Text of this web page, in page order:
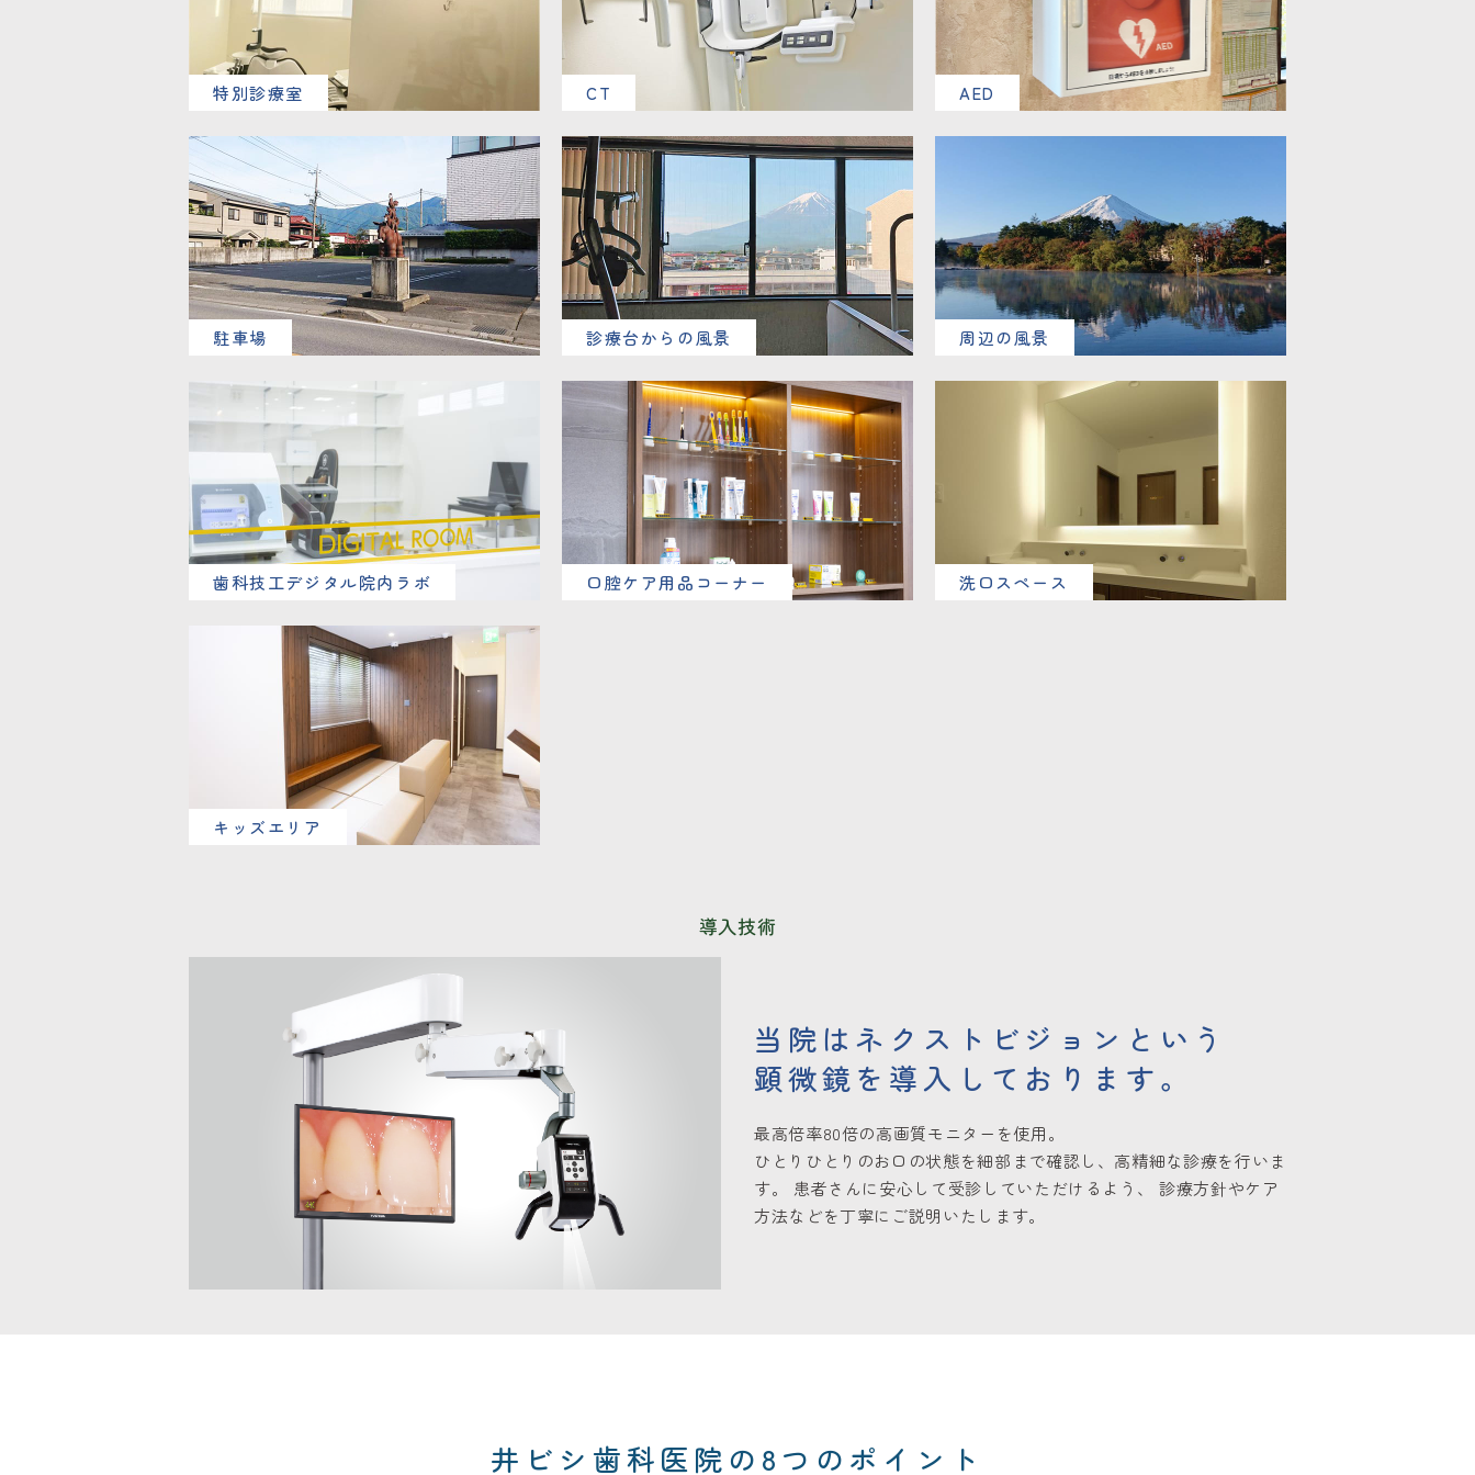
特別診療室 CT AED
駐車場 診療台からの風景 周辺の風景
歯科技工デジタル院内ラボ 口腔ケア用品コーナー 洗口スペース
キッズエリア
導入技術
当院はネクストビジョンという
顕微鏡を導入しております。
最高倍率80倍の高画質モニターを使用。
ひとりひとりのお口の状態を細部まで確認し、高精細な診療を行いま
す。 患者さんに安心して受診していただけるよう、 診療方針やケア
方法などを丁寧にご説明いたします。
井ビシ歯科医院の 8つ のポイント